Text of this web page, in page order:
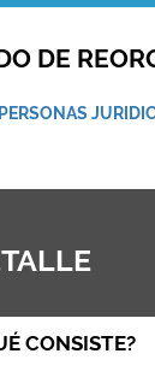
DE
CONSISTE?